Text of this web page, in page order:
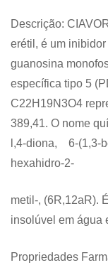
Descrição:
erétil, é um
guanosina
específica tipo 5
C22H19N3O4
389,41. O nome
l,4-diona, 6-(1,3-
hexahidro-2-
metil-, (6R,12aR).
insolúvel em água
Propriedades